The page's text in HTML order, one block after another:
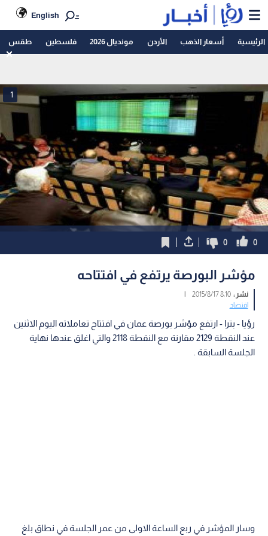
English
الرئيسية أسعار الذهب الأردن مونديال 2026 فلسطين طقس
1
0
0
مؤشر البورصة يرتفع في افتتاحه
نشر :8:10 2015/8/17
|
اقتصاد
رؤيا - بترا - ارتفع مؤشر بورصة عمان في افتتاح تعاملاته اليوم الاثنين
عند النقطة 2129 مقارنة مع النقطة 2118 والتي اغلق عندها نهاية
الجلسة السابقة .
وسار المؤشر في ربع الساعة الاولى من عمر الجلسة في نطاق بلغ